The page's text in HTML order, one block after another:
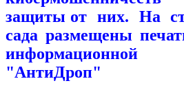
защиты от них. На
сада размещены
"АнтиДроп"